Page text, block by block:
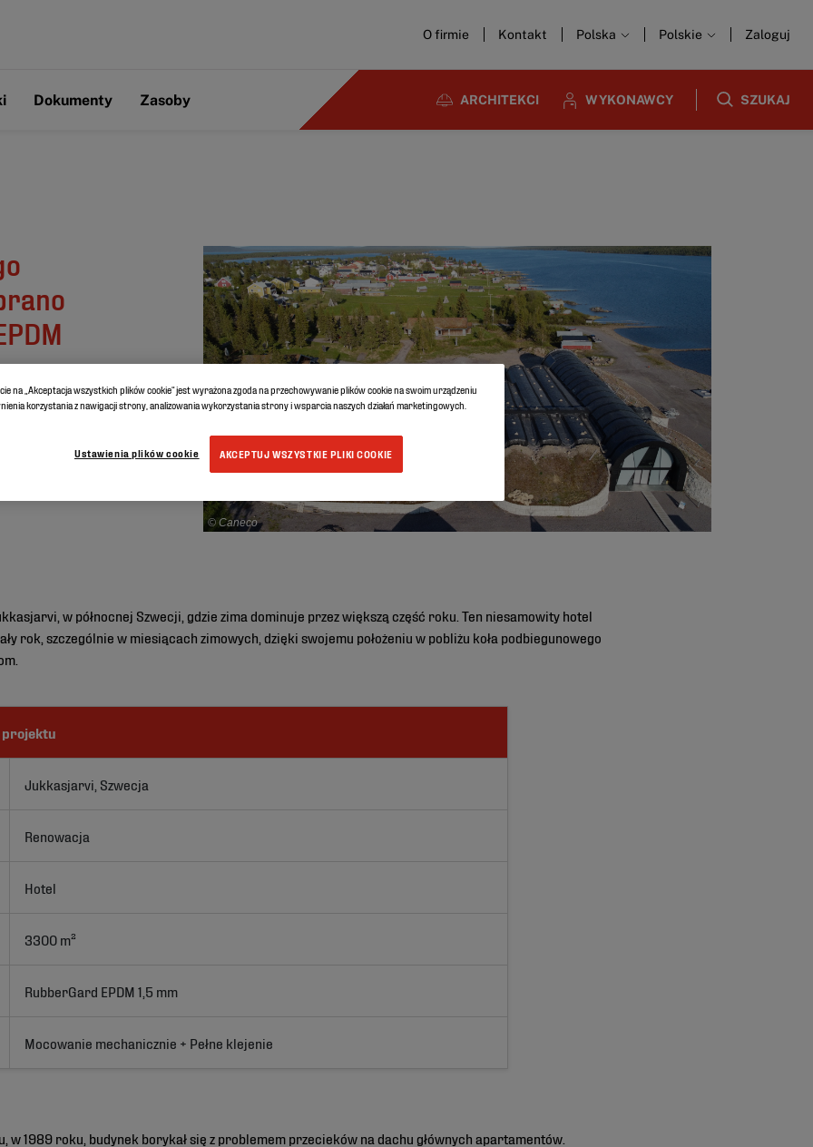
O firmie Kontakt Polska Polskie Zaloguj
Dokumenty Zasoby ARCHITEKCI WYKONAWCY SZUKAJ
© Caneco
w północnej Szwecji, gdzie zima dominuje przez większą część roku. Ten niesamowity hotel
rok, szczególnie w miesiącach zimowych, dzięki swojemu położeniu w pobliżu koła podbiegunowego
Jukkasjarvi, Szwecja
Renowacja
Hotel
3300 m²
RubberGard EPDM 1,5 mm
Mocowanie mechanicznie + Pełne klejenie
w 1989 roku, budynek borykał się z problemem przecieków na dachu głównych apartamentów.
na „Akceptacja wszystkich plików cookie” jest wyrażona zgoda na przechowywanie plików cookie na swoim urządzeniu
korzystania z nawigacji strony, analizowania wykorzystania strony i wsparcia naszych działań marketingowych.
AKCEPTUJ WSZYSTKIE PLIKI COOKIE
Ustawienia plików cookie